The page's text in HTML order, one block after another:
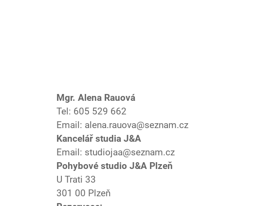
Mgr. Alena Rauová
Tel: 605 529 662
Email: alena.rauova@seznam.cz
Kancelář studia J&A
Email: studiojaa@seznam.cz
Pohybové studio J&A Plzeň
U Trati 33
301 00 Plzeň